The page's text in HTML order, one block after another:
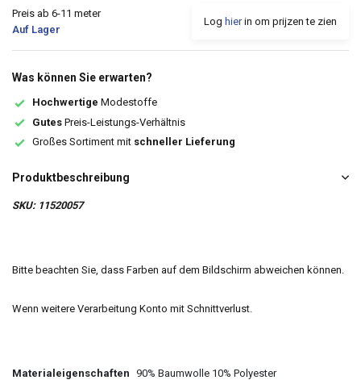
Preis ab 6-11 meter
Auf Lager
Log hierin om prijzen te zien
Was können Sie erwarten?
Hochwertige Modestoffe
Gutes Preis-Leistungs-Verhältnis
Großes Sortiment mit schneller Lieferung
Produktbeschreibung
SKU: 11520057
Bitte beachten Sie, dass Farben auf dem Bildschirm abweichen können.
Wenn weitere Verarbeitung Konto mit Schnittverlust.
Materialeigenschaften 90% Baumwolle 10% Polyester